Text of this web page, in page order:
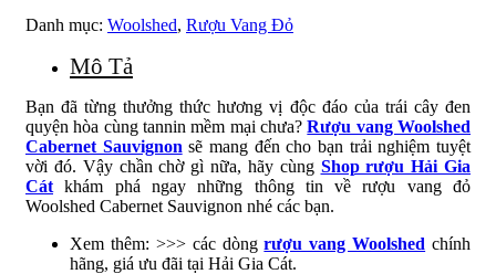
Danh mục: Woolshed, Rượu Vang Đỏ
Mô Tả
Bạn đã từng thưởng thức hương vị độc đáo của trái cây đen
quyện hòa cùng tannin mềm mại chưa?Rượu vang Woolshed
Cabernet Sauvignon sẽ mang đến cho bạn trải nghiệm tuyệt
vời đó. Vậy chần chờ gì nữa, hãy cùng Shop rượu Hải Gia
Cát khám phá ngay những thông tin về rượu vang đỏ
Woolshed Cabernet Sauvignon nhé các bạn.
Xem thêm: >>> các dòngrượu vang Woolshed chính
hãng, giá ưu đãi tại Hải Gia Cát.